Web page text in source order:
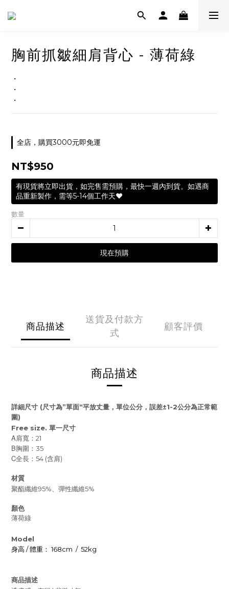
胸前抓皺細肩背心 - 薄荷綠
・
・
・
全店，購買3000元即免運
NT$950
有現貨將立即出貨，如完售需預購，最快一週內到貨。如遇商
品重新製作，需等5-14個工作天❤️
數量
現在預購
商品描述
送貨及付款方
式
顧客評價
商品描述
詳細尺寸 (尺寸為”單面“平放丈量，單位公分，誤差±1-2公分為正常範
圍)
Free size. 單一尺寸
A肩寬：21
B胸圍：35
C全長：54 (含肩)
材質
聚酯纖維95%、彈性纖維5%
顏色
薄荷綠
Model
身高 /體重： 168cm / 52kg
商品描述